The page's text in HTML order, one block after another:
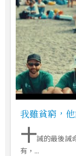
我雖貧窮，
十誡的最後誡
有，...